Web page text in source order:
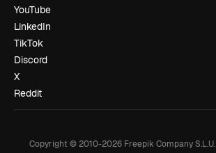
YouTube
LinkedIn
TikTok
Discord
X
Reddit
Copyright © 2010-2026Freepik Company S.L.U.